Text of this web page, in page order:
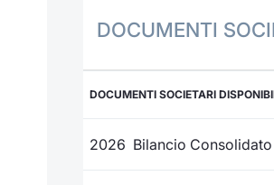
DOCUMENTI
DOCUMENTI SOCIETARI
2026 Bilancio